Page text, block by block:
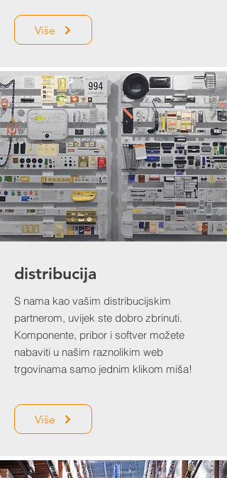
Više
distribucija
S nama kao vašim distribucijskim
partnerom, uvijek ste dobro zbrinuti.
Komponente, pribor i softver možete
nabaviti u našim raznolikim web
trgovinama samo jednim klikom miša!
Više